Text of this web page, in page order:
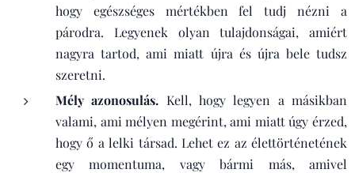
hogy egészséges mértékben fel tudj nézni a
párodra. Legyenek olyan tulajdonságai, amiért
nagyra tartod, ami miatt újra és újra bele tudsz
szeretni.
Mély azonosulás. Kell, hogy legyen a másikban
valami, ami mélyen megérint, ami miatt úgy érzed,
hogy ő a lelki társad. Lehet ez az élettörténetének
egy momentuma, vagy bármi más, amivel